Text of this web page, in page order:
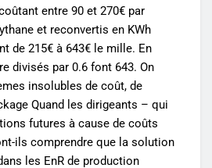
entre 90 et 270€ par
et reconvertis en KWh
de 215€ à 643€ le mille. En
divisés par 0.6 font 643. On
insolubles de coût, de
Quand les dirigeants – qui
futures à cause de coûts
ils comprendre que la solution
les EnR de production